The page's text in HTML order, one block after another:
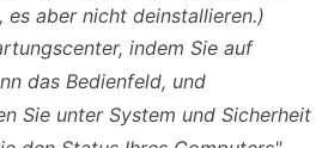
es aber nicht deinstallieren.)
indem Sie auf
das Bedienfeld, und
Sie unter System und Sicherheit